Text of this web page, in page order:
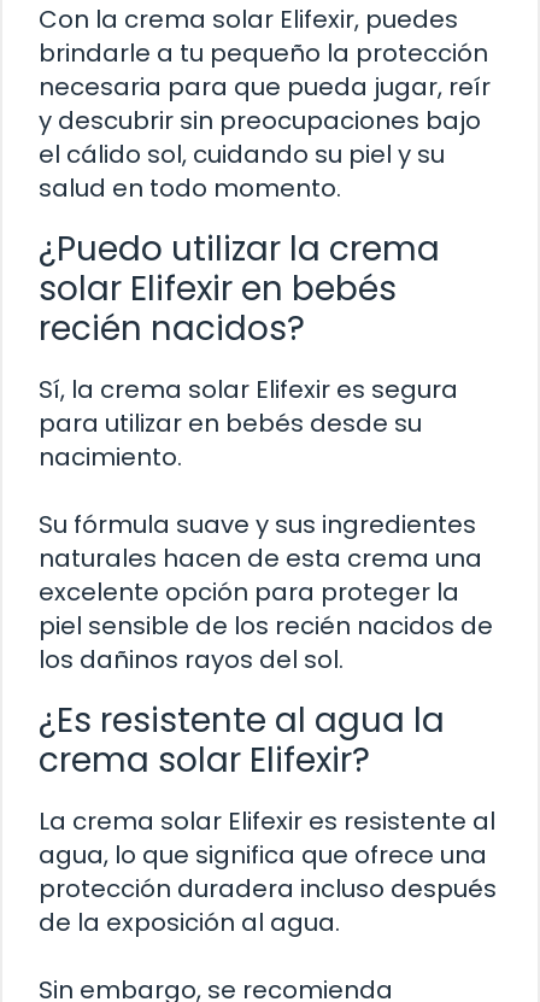
Con la crema solar Elifexir, puedes
brindarle a tu pequeño la protección
necesaria para que pueda jugar, reír
y descubrir sin preocupaciones bajo
el cálido sol, cuidando su piel y su
salud en todo momento.
¿Puedo utilizar la crema
solar Elifexir en bebés
recién nacidos?
Sí, la crema solar Elifexir es segura
para utilizar en bebés desde su
nacimiento.
Su fórmula suave y sus ingredientes
naturales hacen de esta crema una
excelente opción para proteger la
piel sensible de los recién nacidos de
los dañinos rayos del sol.
¿Es resistente al agua la
crema solar Elifexir?
La crema solar Elifexir es resistente al
agua, lo que significa que ofrece una
protección duradera incluso después
de la exposición al agua.
Sin embargo, se recomienda